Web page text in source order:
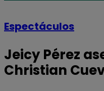
Espectáculos
Jeicy Pérez
Christian